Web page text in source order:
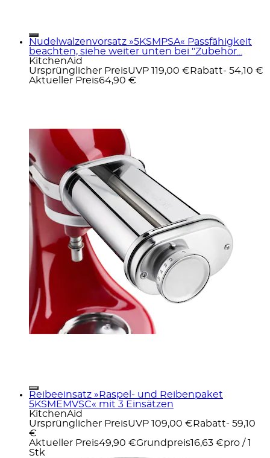
Nudelwalzenvorsatz »5KSMPSA« Passfähigkeit
beachten, siehe weiter unten bei "Zubehör...
KitchenAid
Ursprünglicher PreisUVP 119,00 € Rabatt- 54,10 €
Aktueller Preis64,90 €
Reibeeinsatz »Raspel- und Reibenpaket
5KSMEMVSC« mit 3 Einsätzen
KitchenAid
Ursprünglicher PreisUVP 109,00 € Rabatt- 59,10
€
Aktueller Preis49,90 €Grundpreis16,63 €pro / 1
Stk